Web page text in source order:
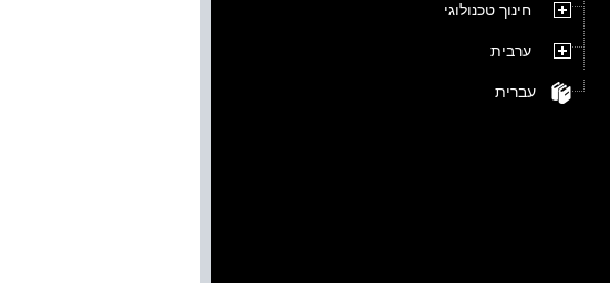
חינוך טכנולוגי
ערבית
עברית